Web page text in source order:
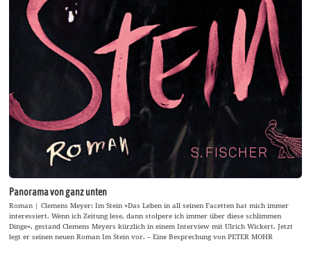
Panorama von ganz unten
Roman | Clemens Meyer: Im Stein »Das Leben in all seinen Facetten hat mich immer
interessiert. Wenn ich Zeitung lese, dann stolpere ich immer über diese schlimmen
Dinge«, gestand Clemens Meyers kürzlich in einem Interview mit Ulrich Wickert. Jetzt
legt er seinen neuen Roman Im Stein vor. – Eine Besprechung von PETER MOHR